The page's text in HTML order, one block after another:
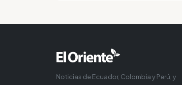
Noticias de Ecuador, Colombia y Perú, y